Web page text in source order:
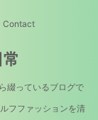
Contact
綴っているブログで
フファッションを清